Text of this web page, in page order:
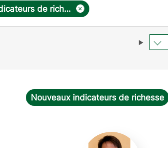
×
Nouveaux indicateurs de richesse
Nouveaux indicateurs de richesse
Florence
Jany-